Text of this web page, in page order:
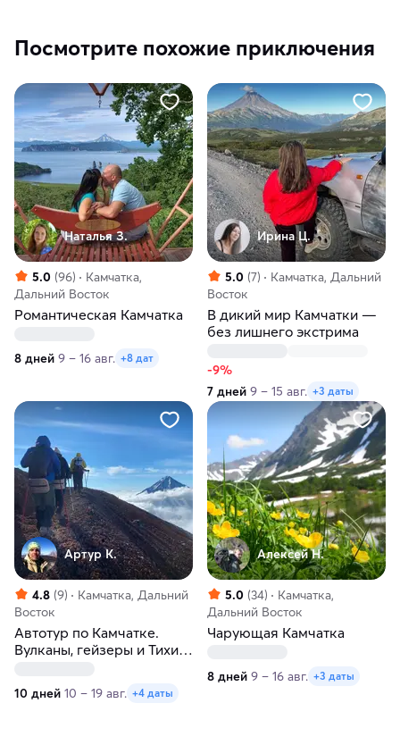
Посмотрите похожие приключения
Наталья З.
5.0 (96)
Камчатка,
Дальний Восток
Романтическая Камчатка
8 дней 9 – 16 авг. +8 дат
Ирина Ц.
5.0 (7)
Камчатка, Дальний
Восток
В дикий мир Камчатки —
без лишнего экстрима
-9%
7 дней 9 – 15 авг. +3 даты
Артур К.
4.8 (9)
Камчатка, Дальний
Восток
Автотур по Камчатке.
Вулканы, гейзеры и Тихий
10 дней 10 – 19 авг. +4 даты
Алексей Н.
5.0 (34)
Камчатка,
Дальний Восток
Чарующая Камчатка
8 дней 9 – 16 авг. +3 даты